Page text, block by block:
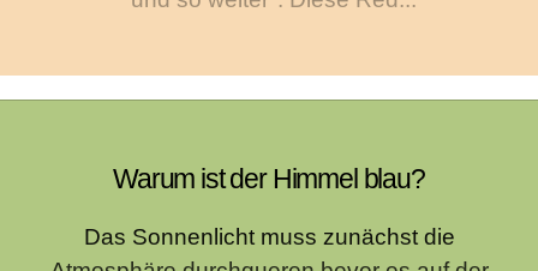
Warum ist der Himmel blau?
Das Sonnenlicht muss zunächst die